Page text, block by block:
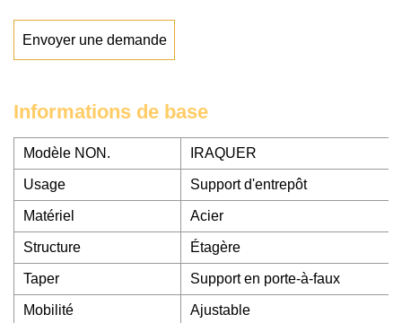
Envoyer une demande
Informations de base
Modèle NON. IRAQUER
Usage Support d'entrepôt
Matériel Acier
Structure Étagère
Taper Support en porte-à-faux
Mobilité Ajustable